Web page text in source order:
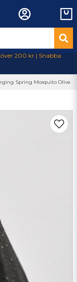
200 kr | Snabba
Spring Mosquito Olive